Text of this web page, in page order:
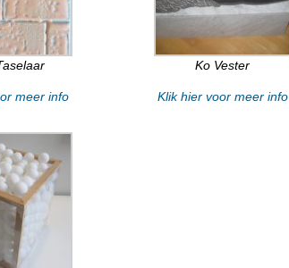
meer info
Ko Vester
Klik hier voor meer info